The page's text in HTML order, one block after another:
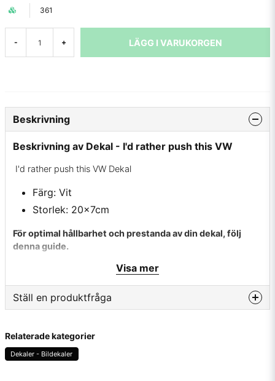
361
- + LÄGG I VARUKORGEN
Beskrivning
Beskrivning av Dekal - I'd rather push this VW
I'd rather push this VW Dekal
Färg: Vit
Storlek: 20x7cm
För optimal hållbarhet och prestanda av din dekal, följ
denna guide.
✔ Rengör först appliceringsytan noggrant för att undvika
✔ Använd värme på ytan om temperaturen är under 10
✔ Ta bort skyddspappret varsamt utan att dra med vinyl.
✔ Placera dekalen på önskad plats, tryck fast den ordentligt
Visa mer
Ställ en produktfråga
Fråga oss något om denna produkten...
Relaterade kategorier
Dekaler - Bildekaler